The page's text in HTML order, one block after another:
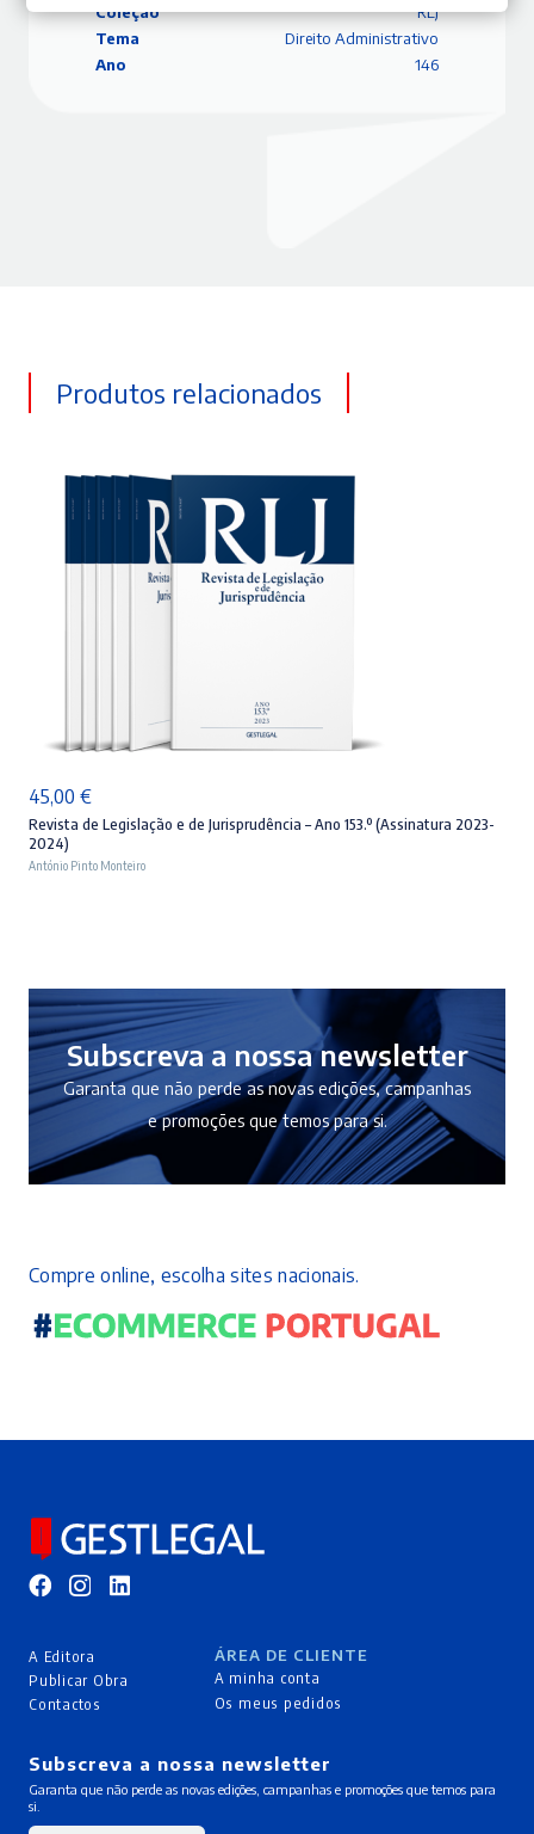
Coleção
RLJ
Tema
Direito Administrativo
Ano
146
Produtos relacionados
ADICIONAR
45,00 €
Revista de Legislação e de Jurisprudência – Ano 153.º (Assinatura 2023-
2024)
António Pinto Monteiro
Subscreva a nossa newsletter
Garanta que não perde as novas edições, campanhas
e promoções que temos para si.
Compre online, escolha sites nacionais.
A Editora
Publicar Obra
Contactos
ÁREA DE CLIENTE
A minha conta
Os meus pedidos
Subscreva a nossa newsletter
Garanta que não perde as novas edições, campanhas e promoções que temos para
si.